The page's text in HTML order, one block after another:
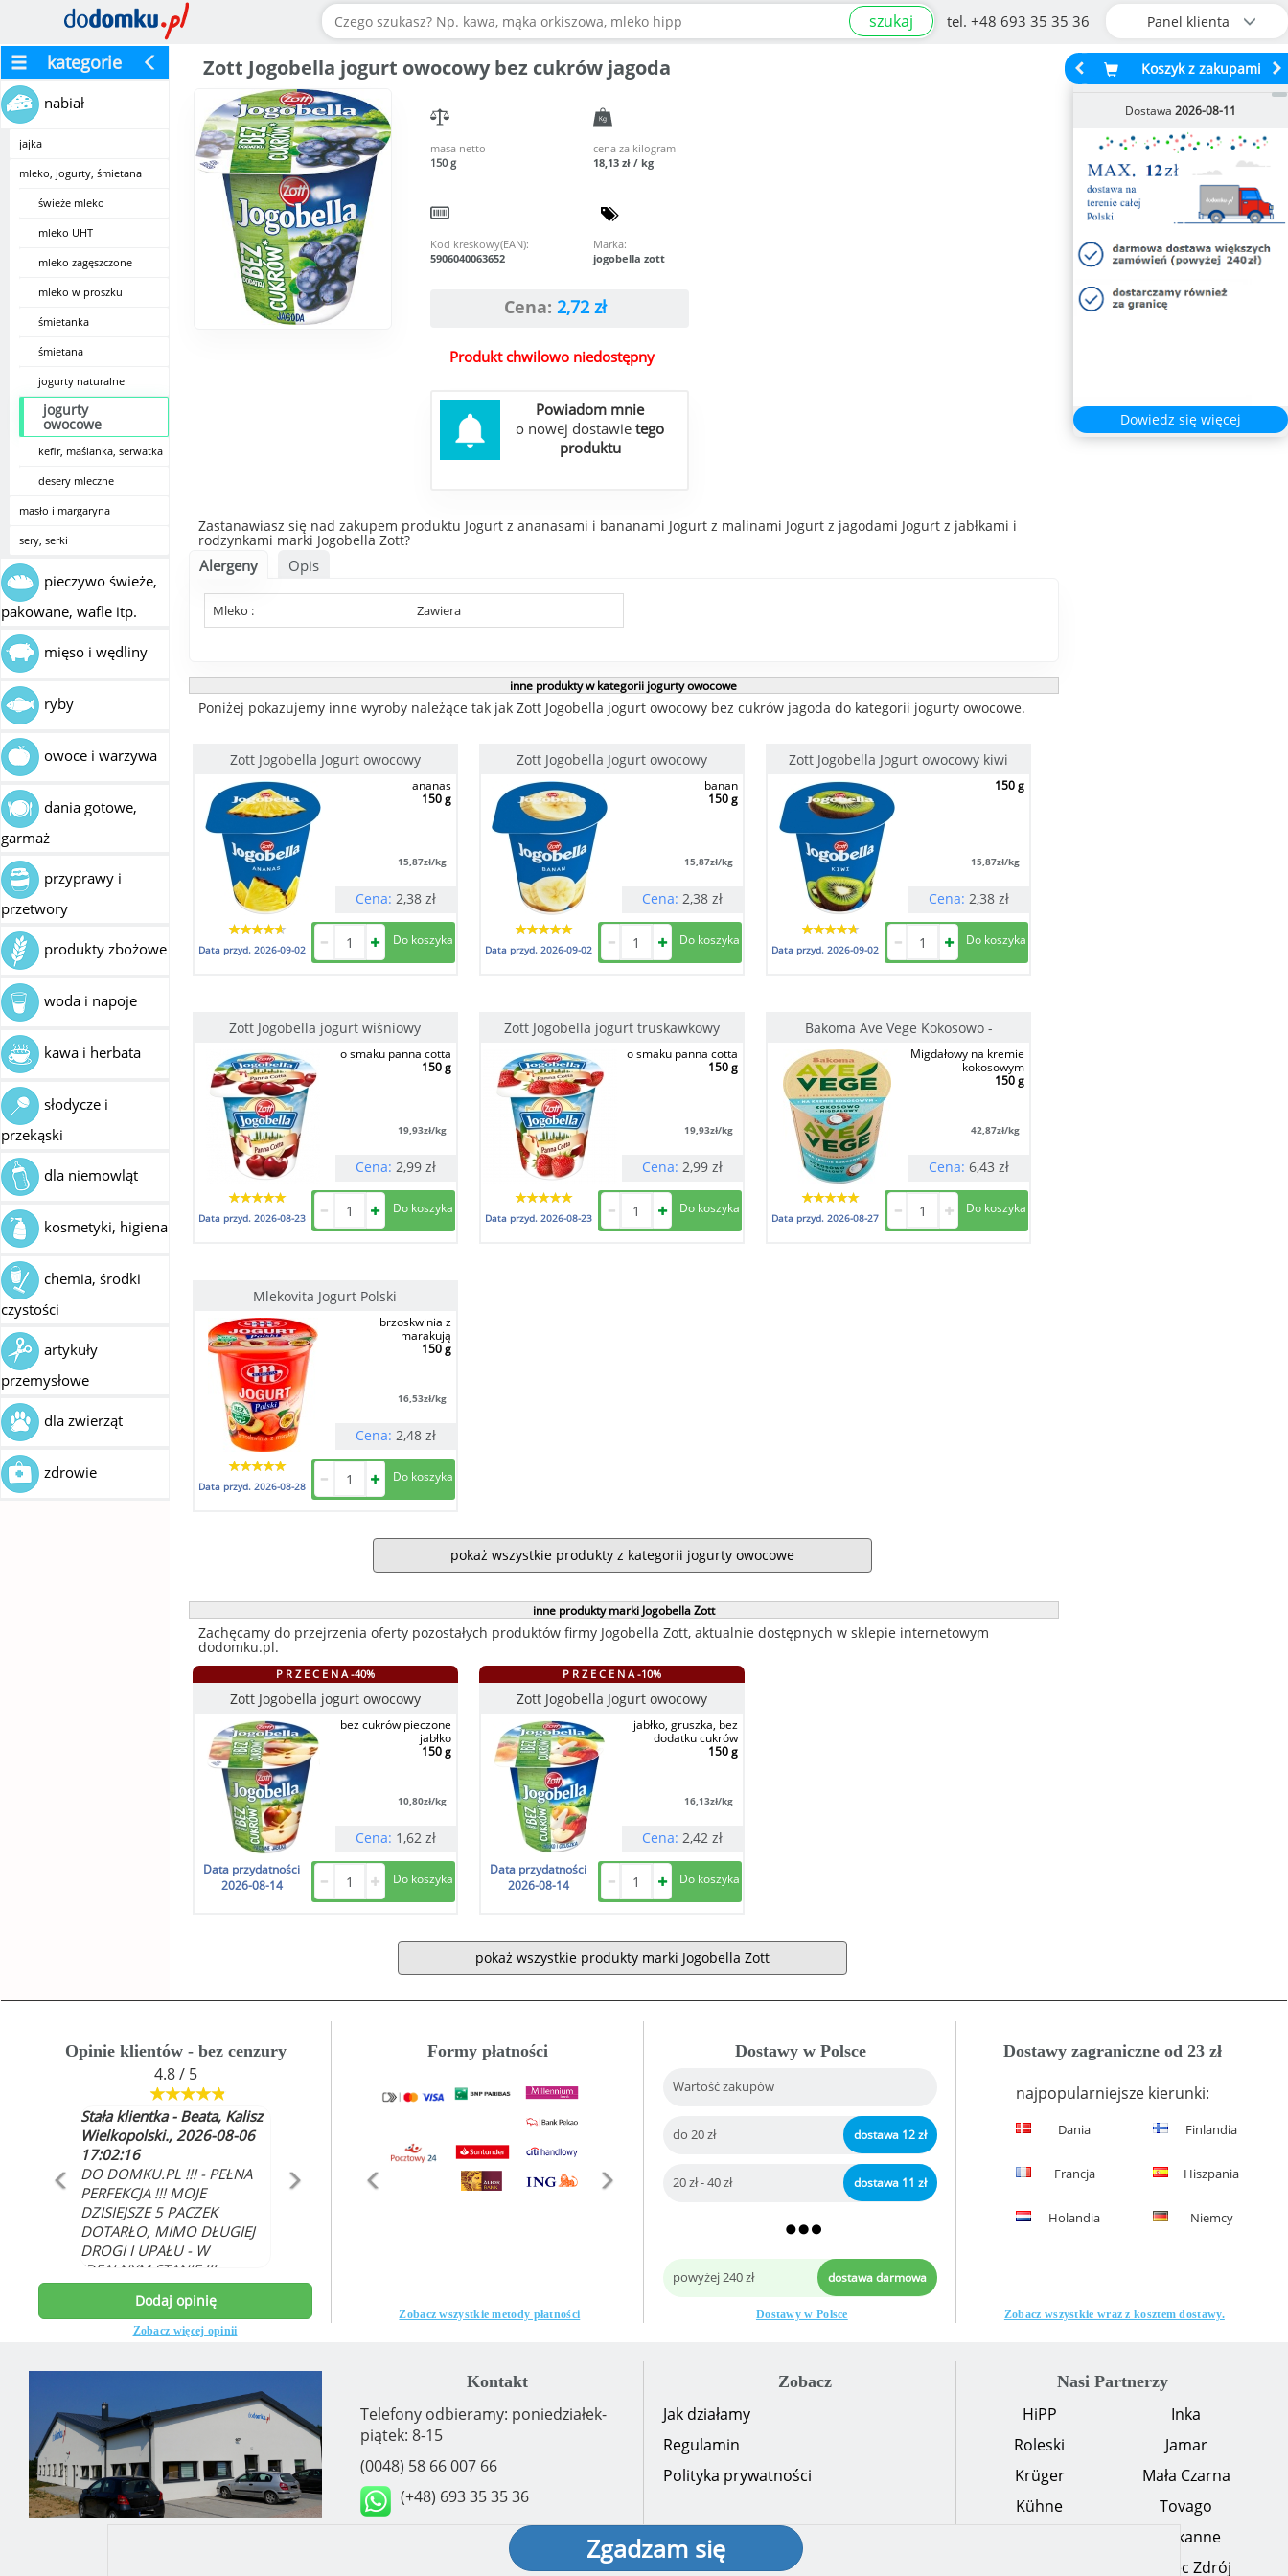
tel. +48 693 35 35 36 Panel klienta
szukaj
kategorie
nabiał
jajka
mleko, jogurty, śmietana
świeże mleko
mleko UHT
mleko zagęszczone
mleko w proszku
śmietanka
śmietana
jogurty naturalne
jogurty
owocowe
kefir, maślanka, serwatka
desery mleczne
masło i margaryna
sery, serki
pieczywo świeże,
pakowane, wafle itp.
mięso i wędliny
ryby
owoce i warzywa
dania gotowe,
garmaż
przyprawy i
przetwory
produkty zbożowe
woda i napoje
kawa i herbata
słodycze i
przekąski
dla niemowląt
kosmetyki, higiena
chemia, środki
czystości
artykuły
przemysłowe
dla zwierząt
zdrowie
Zott Jogobella jogurt owocowy bez cukrów jagoda
masa netto
150 g
cena za kilogram
18,13 zł / kg
Kod kreskowy(EAN):
5906040063652
Marka:
jogobella zott
Cena: 2,72 zł
Produkt chwilowo niedostępny
Powiadom mnie
o nowej dostawie tego
produktu
Zastanawiasz się nad zakupem produktu Jogurt z ananasami i bananami Jogurt z malinami Jogurt z jagodami Jogurt z jabłkami i
rodzynkami marki Jogobella Zott?
Alergeny Opis
Mleko : Zawiera
inne produkty w kategorii jogurty owocowe
Poniżej pokazujemy inne wyroby należące tak jak Zott Jogobella jogurt owocowy bez cukrów jagoda do kategorii jogurty owocowe.
Zott Jogobella Jogurt owocowy
ananas
150 g
15,87zł/kg
Cena: 2,38 zł
Data przyd. 2026-09-02
Zott Jogobella Jogurt owocowy
banan
150 g
15,87zł/kg
Cena:2,38 zł
Data przyd. 2026-09-02
Zott Jogobella Jogurt owocowy kiwi
150 g
15,87zł/kg
Cena:2,38 zł
Data przyd.2026-09-02
Zott Jogobella jogurt wiśniowy
o smaku panna cotta
150 g
19,93zł/kg
Cena: 2,99 zł
Data przyd. 2026-08-23
Zott Jogobella jogurt truskawkowy
o smaku panna cotta
150 g
19,93zł/kg
Cena:2,99 zł
Data przyd. 2026-08-23
Bakoma Ave Vege Kokosowo -
Migdałowy na kremie
kokosowym
150 g
42,87zł/kg
Cena:6,43 zł
Data przyd.2026-08-27
Mlekovita Jogurt Polski
brzoskwinia z
marakują
150 g
16,53zł/kg
Cena: 2,48 zł
Data przyd. 2026-08-28
pokaż wszystkie produkty z kategorii jogurty owocowe
inne produkty marki Jogobella Zott
Zachęcamy do przejrzenia oferty pozostałych produktów firmy Jogobella Zott, aktualnie dostępnych w sklepie internetowym
dodomku.pl.
P R Z E C E N A -40%
Zott Jogobella jogurt owocowy
bez cukrów pieczone
jabłko
150 g
10,80zł/kg
Cena: 1,62 zł
Data przydatności
2026-08-14
P R Z E C E N A -10%
Zott Jogobella Jogurt owocowy
jabłko, gruszka, bez
dodatku cukrów
150 g
16,13zł/kg
Cena:2,42 zł
Data przydatności
2026-08-14
pokaż wszystkie produkty marki Jogobella Zott
Koszyk z zakupami
Dostawa 2026-08-11
Dowiedz się więcej
Opinie klientów - bez cenzury
4.8 / 5
Stała klientka - Beata, Kalisz
Wielkopolski., 2026-08-06
17:02:16
DO DOMKU.PL !!! - PEŁNA
PERFEKCJA !!! MOJE
DZISIEJSZE 5 PACZEK
DOTARŁO, MIMO DŁUGIEJ
DROGI I UPAŁU - W
IDEALNYM STANIE !!!
WSZYSTKO ŚWIEŻE I
NAJLEPSZEJ JAKOŚCI.
DZIĘKUJĘ, ŻE JESTEŚCIE I
Dodaj opinię
Zobacz więcej opinii
Formy płatności
Zobacz wszystkie metody płatności
Dostawy w Polsce
Wartość zakupów
do 20 zł dostawa 12 zł
20 zł - 40 zł dostawa 11 zł
powyżej 240 zł dostawa darmowa
Dostawy w Polsce
Dostawy zagraniczne od 23 zł
najpopularniejsze kierunki:
Dania Finlandia
Francja Hiszpania
Holandia Niemcy
Zobacz wszystkie wraz z kosztem dostawy.
Kontakt
Telefony odbieramy: poniedziałek-
piątek: 8-15
(0048) 58 66 007 66
(+48) 693 35 35 36
Zobacz
Jak działamy
Regulamin
Polityka prywatności
Nasi Partnerzy
HiPP
Inka
Roleski
Jamar
Krüger
Mała Czarna
Kühne
Tovago
Teekanne
Żywiec Zdrój
Zgadzam się